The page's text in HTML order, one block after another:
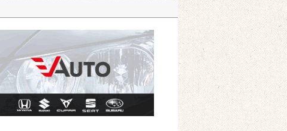
rifugio e chiusi tutti i sentieri
Barone
Caresanablot